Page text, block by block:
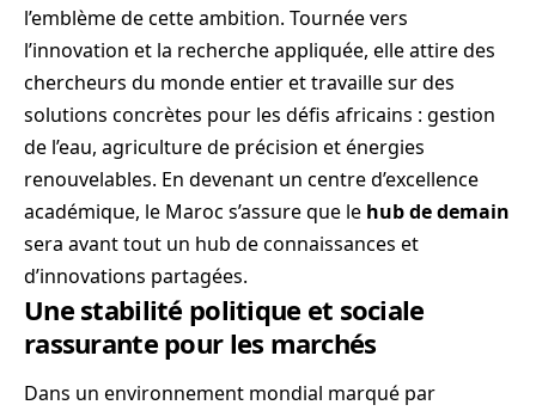
l’emblème de cette ambition. Tournée vers
l’innovation et la recherche appliquée, elle attire des
chercheurs du monde entier et travaille sur des
solutions concrètes pour les défis africains : gestion
de l’eau, agriculture de précision et énergies
renouvelables. En devenant un centre d’excellence
académique, le Maroc s’assure que le hub de demain
sera avant tout un hub de connaissances et
d’innovations partagées.
Une stabilité politique et sociale
rassurante pour les marchés
Dans un environnement mondial marqué par